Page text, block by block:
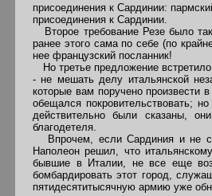
присоединения к Сардинии:
присоединения к Сардинии.
Второе требование Резе было
ранее этого сама по себе (по
нее французский посланник!
Но третье предложение
- не мешать делу итальянской
которые вам поручено произвести
обещался покровительствовать;
действительно были сказаны,
благодетеля.
Впрочем, если Сардиния и не
Наполеон решил, что
бывшие в Италии, не все еще
бомбардировать этот город,
пятидесятитысячную армию уже